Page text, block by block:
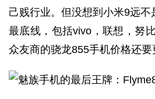
己贱行业。但没想到小米9远
最底线，包括vivo，联想，努
众友商的骁龙855手机价格还要